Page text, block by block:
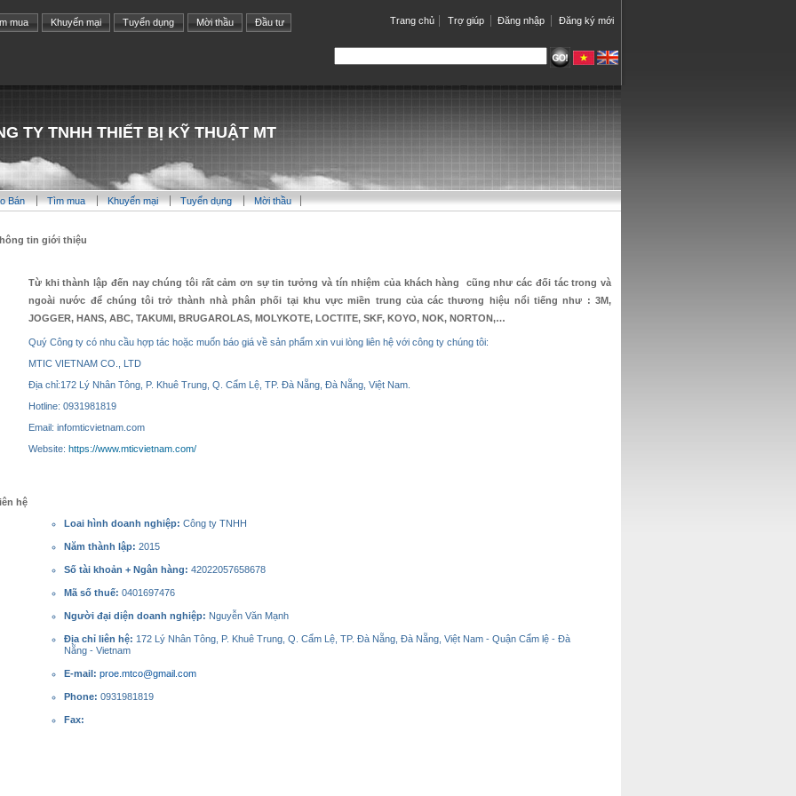
Trang chủ Trợ giúp Đăng nhập Đăng ký mới
mua Khuyến mại Tuyển dụng Mời thầu Đầu tư
TY TNHH THIẾT BỊ KỸ THUẬT MT
Bán Tìm mua Khuyến mại Tuyển dụng Mời thầu
tin giới thiệu
Từ khi thành lập đến nay chúng tôi rất cảm ơn sự tin tưởng và tín nhiệm của khách hàng cũng như các đối tác trong và
ngoài nước để chúng tôi trở thành nhà phân phối tại khu vực miền trung của các thương hiệu nổi tiếng như : 3M,
JOGGER, HANS, ABC, TAKUMI, BRUGAROLAS, MOLYKOTE, LOCTITE, SKF, KOYO, NOK, NORTON,…
Quý Công ty có nhu cầu hợp tác hoặc muốn báo giá về sản phẩm xin vui lòng liên hệ với công ty chúng tôi:
MTIC VIETNAM CO., LTD
Địa chỉ:172 Lý Nhân Tông, P. Khuê Trung, Q. Cẩm Lệ, TP. Đà Nẵng, Đà Nẵng, Việt Nam.
Hotline: 0931981819
Email: infomticvietnam.com
Website: https://www.mticvietnam.com/
hệ
Loai hình doanh nghiệp: Công ty TNHH
Năm thành lập: 2015
Số tài khoản + Ngân hàng: 42022057658678
Mã số thuế: 0401697476
Người đại diện doanh nghiệp: Nguyễn Văn Mạnh
Địa chỉ liên hệ: 172 Lý Nhân Tông, P. Khuê Trung, Q. Cẩm Lệ, TP. Đà Nẵng, Đà Nẵng, Việt Nam - Quận Cẩm lệ - Đà
Nẵng - Vietnam
E-mail: proe.mtco@gmail.com
Phone: 0931981819
Fax: